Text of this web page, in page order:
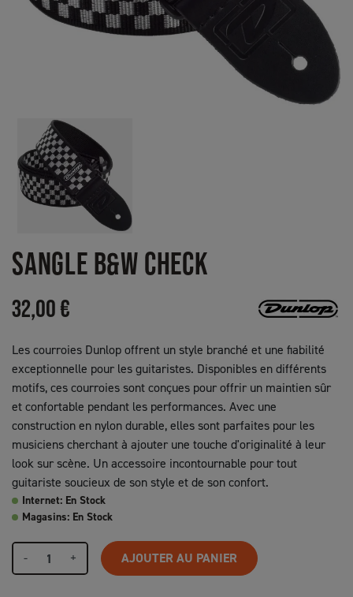
SANGLE B&W CHECK
32,00 €
Les courroies Dunlop offrent un style branché et une fiabilité
exceptionnelle pour les guitaristes. Disponibles en différents
motifs, ces courroies sont conçues pour offrir un maintien sûr
et confortable pendant les performances. Avec une
construction en nylon durable, elles sont parfaites pour les
musiciens cherchant à ajouter une touche d'originalité à leur
look sur scène. Un accessoire incontournable pour tout
guitariste soucieux de son style et de son confort.
Internet: En Stock
Magasins: En Stock
- + AJOUTER AU PANIER